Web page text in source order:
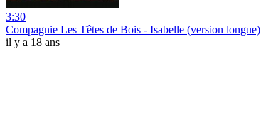
3:30
Compagnie Les Têtes de Bois - Isabelle (version longue)
il y a 18 ans